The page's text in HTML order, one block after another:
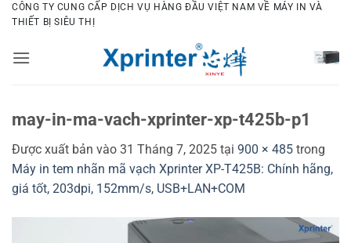
Bỏ
qua
dung
CÔNG TY CUNG CẤP DỊCH VỤ HÀNG ĐẦU VIỆT NAM VỀ MÁY IN VÀ
THIẾT BỊ SIÊU THỊ
may-in-ma-vach-xprinter-xp-t425b-p1
Được xuất bản vào 31 Tháng 7, 2025 tại 900 × 485 trong
Máy in tem nhãn mã vạch Xprinter XP-T425B: Chính hãng,
giá tốt, 203dpi, 152mm/s, USB+LAN+COM